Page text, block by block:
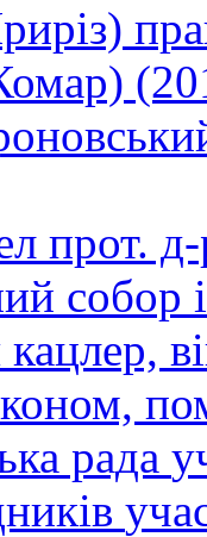
прот.
собор
кацлер,
рада